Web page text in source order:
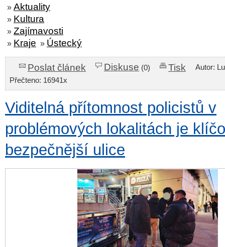
» Aktuality
» Kultura
» Zajímavosti
» Kraje » Ústecký
Poslat článek Diskuse (0) Tisk
Autor:
Přečteno: 16941x
Viditelná přítomnost policistů v
problémových lokalitách je
bezpečnější ulice